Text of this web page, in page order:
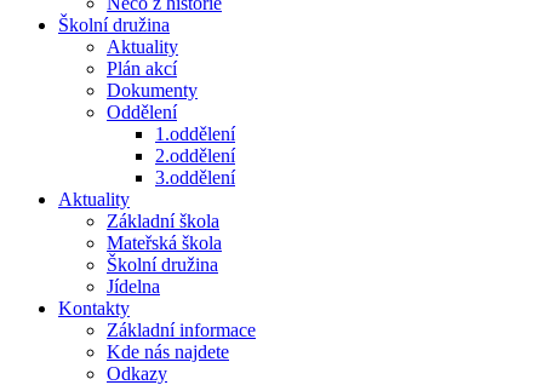
Školní družina
Aktuality
Plán akcí
Dokumenty
Oddělení
1.oddělení
2.oddělení
3.oddělení
Aktuality
Základní škola
Mateřská škola
Školní družina
Jídelna
Kontakty
Základní informace
Kde nás najdete
Odkazy